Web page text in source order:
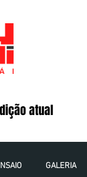
atual
GALERIA